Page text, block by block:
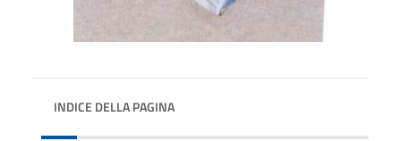
INDICE DELLA PAGINA